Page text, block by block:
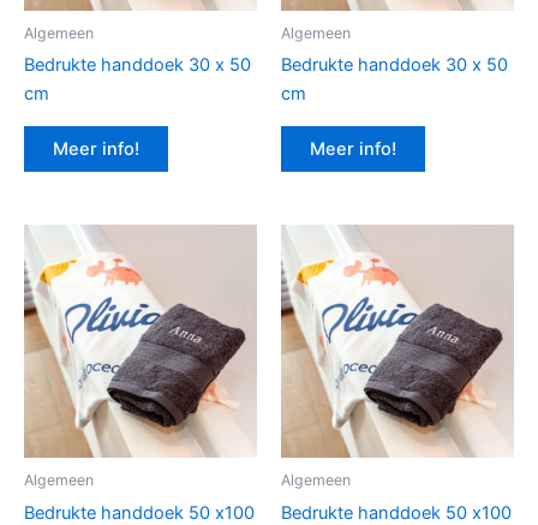
Algemeen
Bedrukte handdoek 30 x 50
cm
Meer info!
Algemeen
Bedrukte handdoek 30 x 50
cm
Meer info!
Algemeen
Bedrukte handdoek 50 x100
Algemeen
Bedrukte handdoek 50 x100